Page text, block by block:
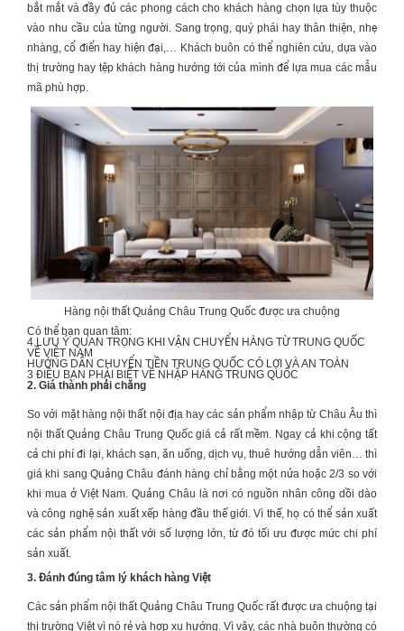
bắt mắt và đầy đủ các phong cách cho khách hàng chọn lựa tùy thuộc
vào nhu cầu của từng người. Sang trọng, quý phái hay thân thiện, nhẹ
nhàng, cổ điển hay hiện đại,… Khách buôn có thể nghiên cứu, dựa vào
thị trường hay tệp khách hàng hướng tới của mình để lựa mua các mẫu
mã phù hợp.
Hàng nội thất Quảng Châu Trung Quốc được ưa chuộng
Có thể bạn quan tâm:
4 LƯU Ý QUAN TRỌNG KHI VẬN CHUYỂN HÀNG TỪ TRUNG QUỐC
VỀ VIỆT NAM
HƯỚNG DẪN CHUYỂN TIỀN TRUNG QUỐC CÓ LỢI VÀ AN TOÀN
3 ĐIỀU BẠN PHẢI BIẾT VỀ NHẬP HÀNG TRUNG QUỐC
2. Giá thành phải chăng
So với mặt hàng nội thất nội địa hay các sản phẩm nhập từ Châu Âu thì
nội thất Quảng Châu Trung Quốc giá cả rất mềm. Ngay cả khi cộng tất
cả chi phí đi lại, khách sạn, ăn uống, dịch vụ, thuê hướng dẫn viên… thì
giá khi sang Quảng Châu đánh hàng chỉ bằng một nửa hoặc 2/3 so với
khi mua ở Việt Nam. Quảng Châu là nơi có nguồn nhân công dồi dào
và công nghệ sản xuất xếp hàng đầu thế giới. Vì thế, họ có thể sản xuất
các sản phẩm nội thất với số lượng lớn, từ đó tối ưu được mức chi phí
sản xuất.
3. Đánh đúng tâm lý khách hàng Việt
Các sản phẩm nội thất Quảng Châu Trung Quốc rất được ưa chuộng tại
thị trường Việt vì nó rẻ và hợp xu hướng. Vì vậy, các nhà buôn thường có